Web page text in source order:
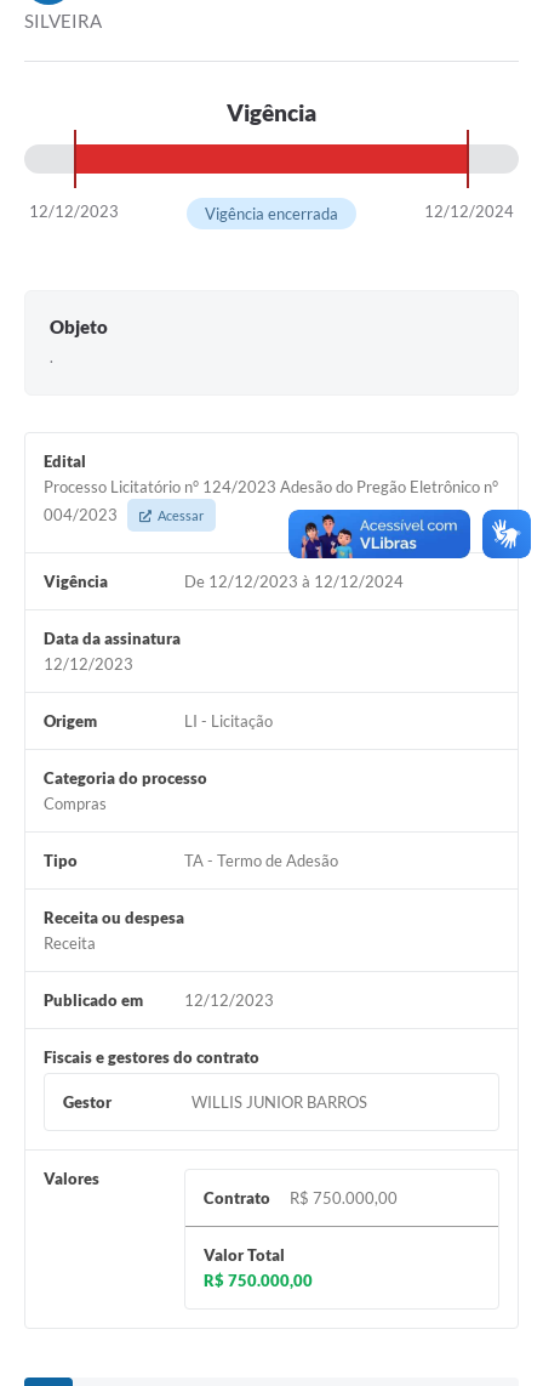
SILVEIRA
Vigência
12/12/2023 12/12/2024
Vigência encerrada
Objeto
.
Edital
Processo Licitatório n° 124/2023 Adesão do Pregão Eletrônico n°
004/2023
Acessar
Vigência De 12/12/2023 à 12/12/2024
Data da assinatura
12/12/2023
Origem LI - Licitação
Categoria do processo
Compras
Tipo TA - Termo de Adesão
Receita ou despesa
Receita
Publicado em 12/12/2023
Fiscais e gestores do contrato
Gestor WILLIS JUNIOR BARROS
Valores
Contrato
R$ 750.000,00
Valor Total
R$ 750.000,00